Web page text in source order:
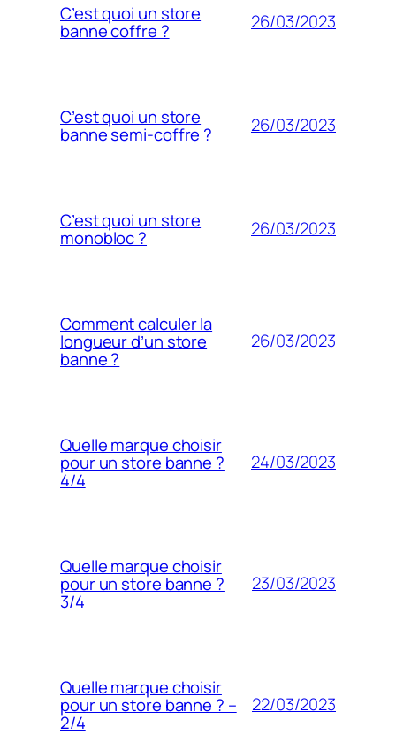
C’est quoi un store
banne coffre ? 26/03/2023
C’est quoi un store
banne semi-coffre ? 26/03/2023
C’est quoi un store
monobloc ? 26/03/2023
Comment calculer la
longueur d’un store
banne ?
26/03/2023
Quelle marque choisir
pour un store banne ?
4/4
24/03/2023
Quelle marque choisir
pour un store banne ?
3/4
23/03/2023
Quelle marque choisir
pour un store banne ? –
2/4
22/03/2023